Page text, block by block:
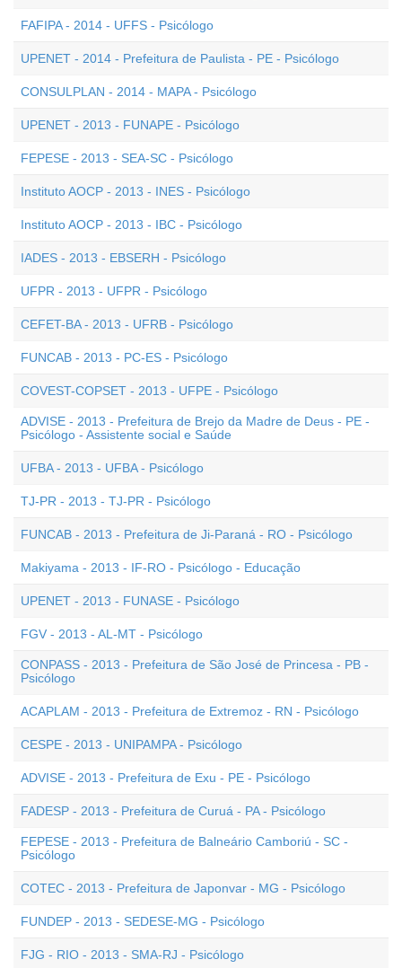
FAFIPA - 2014 - UFFS - Psicólogo
UPENET - 2014 - Prefeitura de Paulista - PE - Psicólogo
CONSULPLAN - 2014 - MAPA - Psicólogo
UPENET - 2013 - FUNAPE - Psicólogo
FEPESE - 2013 - SEA-SC - Psicólogo
Instituto AOCP - 2013 - INES - Psicólogo
Instituto AOCP - 2013 - IBC - Psicólogo
IADES - 2013 - EBSERH - Psicólogo
UFPR - 2013 - UFPR - Psicólogo
CEFET-BA - 2013 - UFRB - Psicólogo
FUNCAB - 2013 - PC-ES - Psicólogo
COVEST-COPSET - 2013 - UFPE - Psicólogo
ADVISE - 2013 - Prefeitura de Brejo da Madre de Deus - PE -
Psicólogo - Assistente social e Saúde
UFBA - 2013 - UFBA - Psicólogo
TJ-PR - 2013 - TJ-PR - Psicólogo
FUNCAB - 2013 - Prefeitura de Ji-Paraná - RO - Psicólogo
Makiyama - 2013 - IF-RO - Psicólogo - Educação
UPENET - 2013 - FUNASE - Psicólogo
FGV - 2013 - AL-MT - Psicólogo
CONPASS - 2013 - Prefeitura de São José de Princesa - PB -
Psicólogo
ACAPLAM - 2013 - Prefeitura de Extremoz - RN - Psicólogo
CESPE - 2013 - UNIPAMPA - Psicólogo
ADVISE - 2013 - Prefeitura de Exu - PE - Psicólogo
FADESP - 2013 - Prefeitura de Curuá - PA - Psicólogo
FEPESE - 2013 - Prefeitura de Balneário Camboriú - SC -
Psicólogo
COTEC - 2013 - Prefeitura de Japonvar - MG - Psicólogo
FUNDEP - 2013 - SEDESE-MG - Psicólogo
FJG - RIO - 2013 - SMA-RJ - Psicólogo